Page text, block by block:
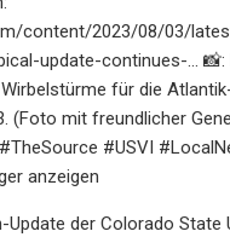
content/2023/08/03/
update-continues-... 📸:
für die
(Foto mit freundlicher
#USVI
anzeigen
Update der Colorado State